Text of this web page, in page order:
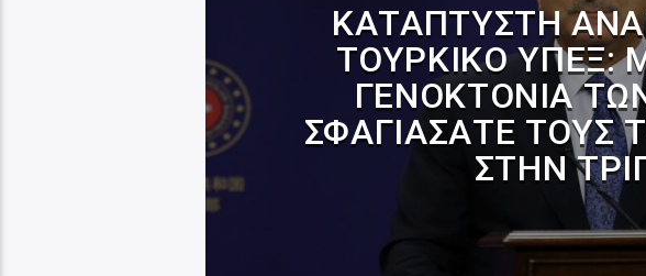
ΚΑΤΆΠΤΥΣΤΗ
ΤΟΥΡΚΙΚΌ ΥΠΕΞ:
ΓΕΝΟΚΤΟΝΊΑ
ΣΦΑΓΙΆΣΑΤΕ ΤΟΥΣ
ΣΤΗΝ